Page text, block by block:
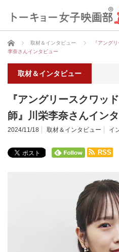
ホーム 取材＆インタビュー
『アング
李奈さんインタビュー
取材＆インタビュー
『アングリースクワッ
師』川栄李奈さんイン
2024/11/18 取材＆インタビュー イ
RSS